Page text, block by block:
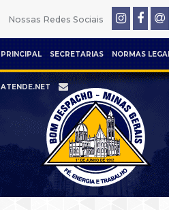
Nossas Redes Sociais
PRINCIPAL SECRETARIAS NORMAS
ATENDE.NET